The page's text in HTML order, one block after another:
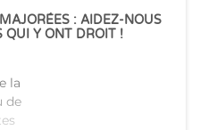
: AIDEZ-NOUS
QUI Y ONT DROIT !
la
de